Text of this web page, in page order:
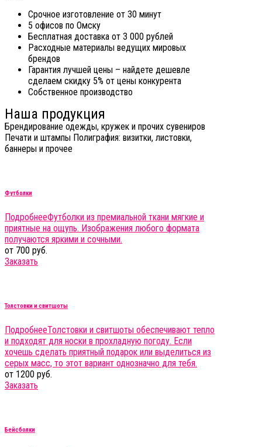
Срочное изготовление от 30 минут
5 офисов по Омску
Бесплатная доставка от 3 000 рублей
Расходные материалы ведущих мировых
брендов
Гарантия лучшей цены – найдете дешевле
сделаем скидку 5% от цены конкурента
Собственное производство
Наша продукция
Брендирование одежды, кружек и прочих сувениров
Печати и штампы Полиграфия: визитки, листовки,
баннеры и прочее
Футболки
ПодробнееФутболки из премиальной ткани мягкие и
приятные на ощупь. Изображения любого формата
получаются яркими и сочными.
от 700 руб.
Заказать
Толстовки и свитшоты
ПодробнееТолстовки и свитшоты обеспечивают тепло
и подходят для носки в прохладную погоду. Если
хочешь сделать приятный подарок или выделиться из
серых масс, то этот вариант однозначно для тебя.
от 1200 руб.
Заказать
Бейсболки